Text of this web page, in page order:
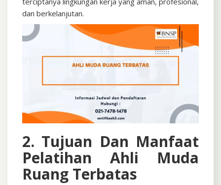
dan berkelanjutan.
2. Tujuan Dan Manfaat
Pelatihan Ahli Muda
Ruang Terbatas